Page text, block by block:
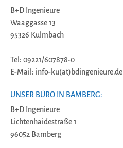
B+D Ingenieure
Waaggasse 13
95326 Kulmbach
Tel: 09221/607878-0
E-Mail: info-ku(at)bdingenieure.de
UNSER BÜRO IN BAMBERG:
B+D Ingenieure
Lichtenhaidestraße 1
96052 Bamberg